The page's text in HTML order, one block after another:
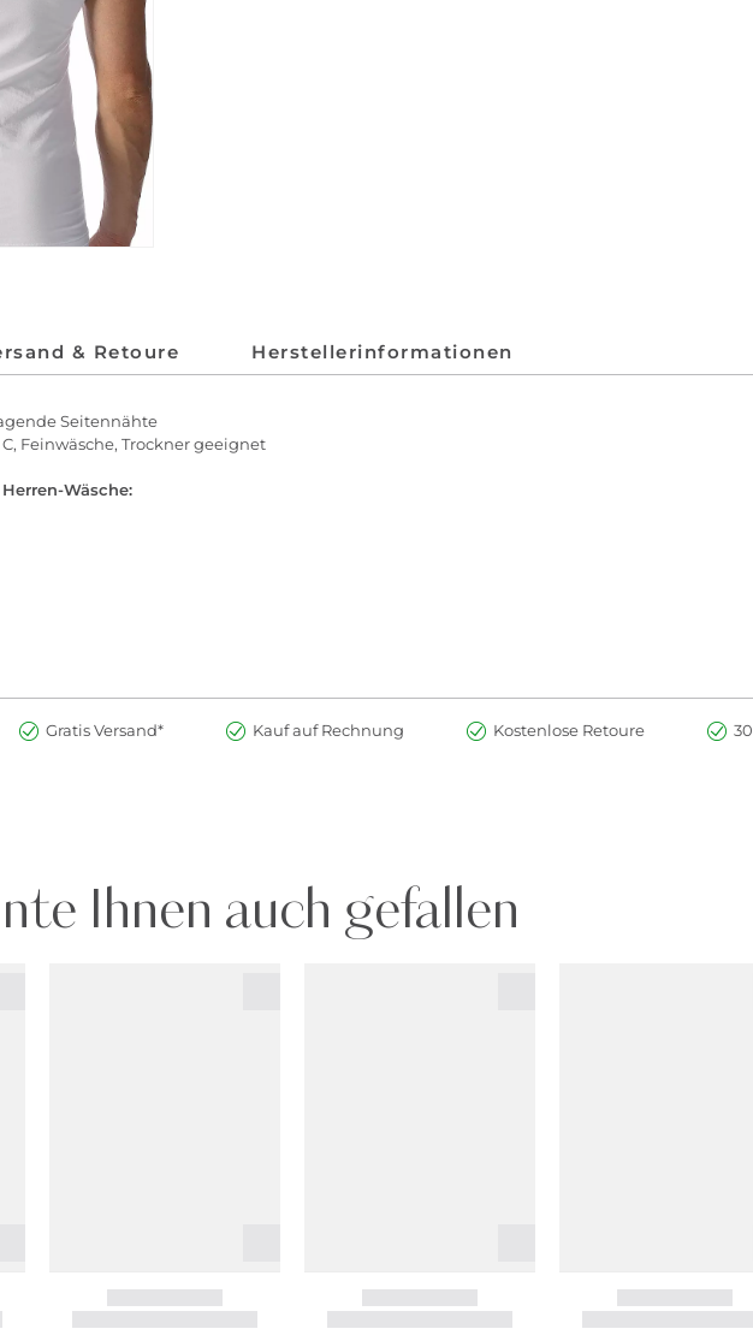
& Retoure Herstellerinformationen
Seitennähte
Feinwäsche, Trockner geeignet
Wäsche:
Gratis Versand* Kauf auf Rechnung Kostenlose Retoure
Ihnen auch gefallen